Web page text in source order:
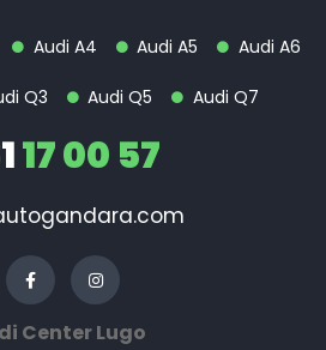
Audi A4 Audi A5 Audi A6
Q3 Audi Q5 Audi Q7
17 00 57
Center Lugo